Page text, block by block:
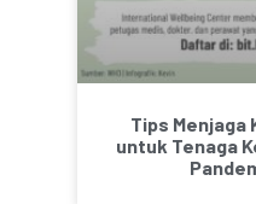
Tips Menjaga
untuk Tenaga